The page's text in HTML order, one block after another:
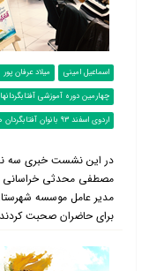
اسماعیل امینی
میلاد عرفان پور
چهارمین دوره آموزشی آفتابگردانها
اردوی اسفند 93 بانوان آفتابگردان ها
در این نشست خبری سه نفر
مصطفی محدثی خراسانی
مدیر عامل موسسه
برای حاضران صحبت